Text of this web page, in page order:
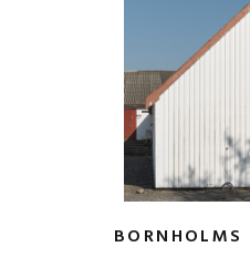
BORNHOLMS